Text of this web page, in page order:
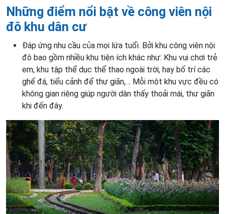
Những điểm nổi bật về công viên nội
đô khu dân cư
Đáp ứng nhu cầu của mọi lứa tuổi. Bởi khu công viên nội
đô bao gồm nhiều khu tiện ích khác như: Khu vui chơi trẻ
em, khu tập thể dục thể thao ngoài trời, hay bố trí các
ghế đá, tiểu cảnh để thư giãn,… Mỗi một khu vực đều có
không gian riêng giúp người dân thấy thoải mái, thư giãn
khi đến đây.